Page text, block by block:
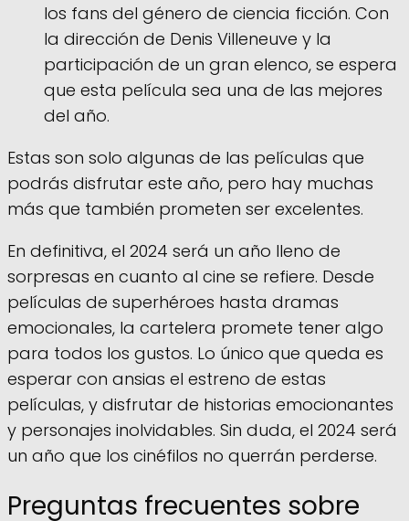
los fans del género de ciencia ficción. Con
la dirección de Denis Villeneuve y la
participación de un gran elenco, se espera
que esta película sea una de las mejores
del año.
Estas son solo algunas de las películas que
podrás disfrutar este año, pero hay muchas
más que también prometen ser excelentes.
En definitiva, el 2024 será un año lleno de
sorpresas en cuanto al cine se refiere. Desde
películas de superhéroes hasta dramas
emocionales, la cartelera promete tener algo
para todos los gustos. Lo único que queda es
esperar con ansias el estreno de estas
películas, y disfrutar de historias emocionantes
y personajes inolvidables. Sin duda, el 2024 será
un año que los cinéfilos no querrán perderse.
Preguntas frecuentes sobre